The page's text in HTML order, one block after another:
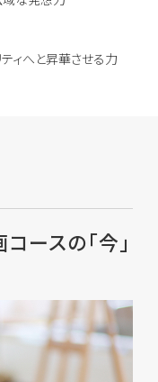
ィへと昇華させる力
スの「今」